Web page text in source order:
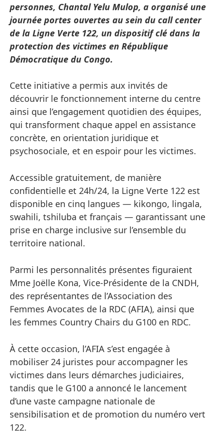
personnes, Chantal Yelu Mulop, a organisé une
journée portes ouvertes au sein du call center
de la Ligne Verte 122, un dispositif clé dans la
protection des victimes en République
Démocratique du Congo.
Cette initiative a permis aux invités de
découvrir le fonctionnement interne du centre
ainsi que l’engagement quotidien des équipes,
qui transforment chaque appel en assistance
concrète, en orientation juridique et
psychosociale, et en espoir pour les victimes.
Accessible gratuitement, de manière
confidentielle et 24h/24, la Ligne Verte 122 est
disponible en cinq langues — kikongo, lingala,
swahili, tshiluba et français — garantissant une
prise en charge inclusive sur l’ensemble du
territoire national.
Parmi les personnalités présentes figuraient
Mme Joëlle Kona, Vice-Présidente de la CNDH,
des représentantes de l’Association des
Femmes Avocates de la RDC (AFIA), ainsi que
les femmes Country Chairs du G100 en RDC.
À cette occasion, l’AFIA s’est engagée à
mobiliser 24 juristes pour accompagner les
victimes dans leurs démarches judiciaires,
tandis que le G100 a annoncé le lancement
d’une vaste campagne nationale de
sensibilisation et de promotion du numéro vert
122.